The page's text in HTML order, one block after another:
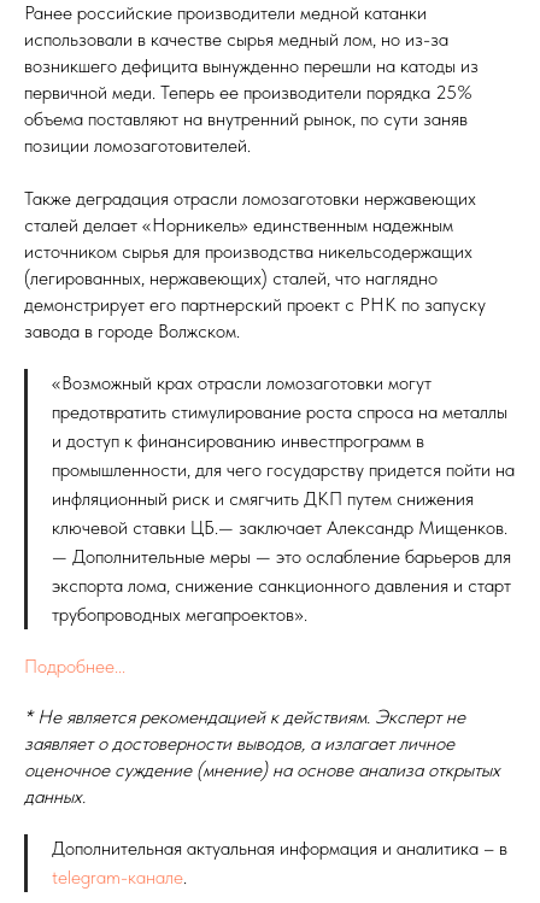
Ранее российские производители медной катанки
использовали в качестве сырья медный лом, но из-за
возникшего дефицита вынужденно перешли на катоды из
первичной меди. Теперь ее производители порядка 25%
объема поставляют на внутренний рынок, по сути заняв
позиции ломозаготовителей.
Также деградация отрасли ломозаготовки нержавеющих
сталей делает «Норникель» единственным надежным
источником сырья для производства никельсодержащих
(легированных, нержавеющих) сталей, что наглядно
демонстрирует его партнерский проект с РНК по запуску
завода в городе Волжском.
«Возможный крах отрасли ломозаготовки могут
предотвратить стимулирование роста спроса на металлы
и доступ к финансированию инвестпрограмм в
промышленности, для чего государству придется пойти на
инфляционный риск и смягчить ДКП путем снижения
ключевой ставки ЦБ.— заключает Александр Мищенков.
— Дополнительные меры — это ослабление барьеров для
экспорта лома, снижение санкционного давления и старт
трубопроводных мегапроектов».
Подробнее...
* Не является рекомендацией к действиям. Эксперт не
заявляет о достоверности выводов, а излагает личное
оценочное суждение (мнение) на основе анализа открытых
данных.
Дополнительная актуальная информация и аналитика – в
telegram-канале.